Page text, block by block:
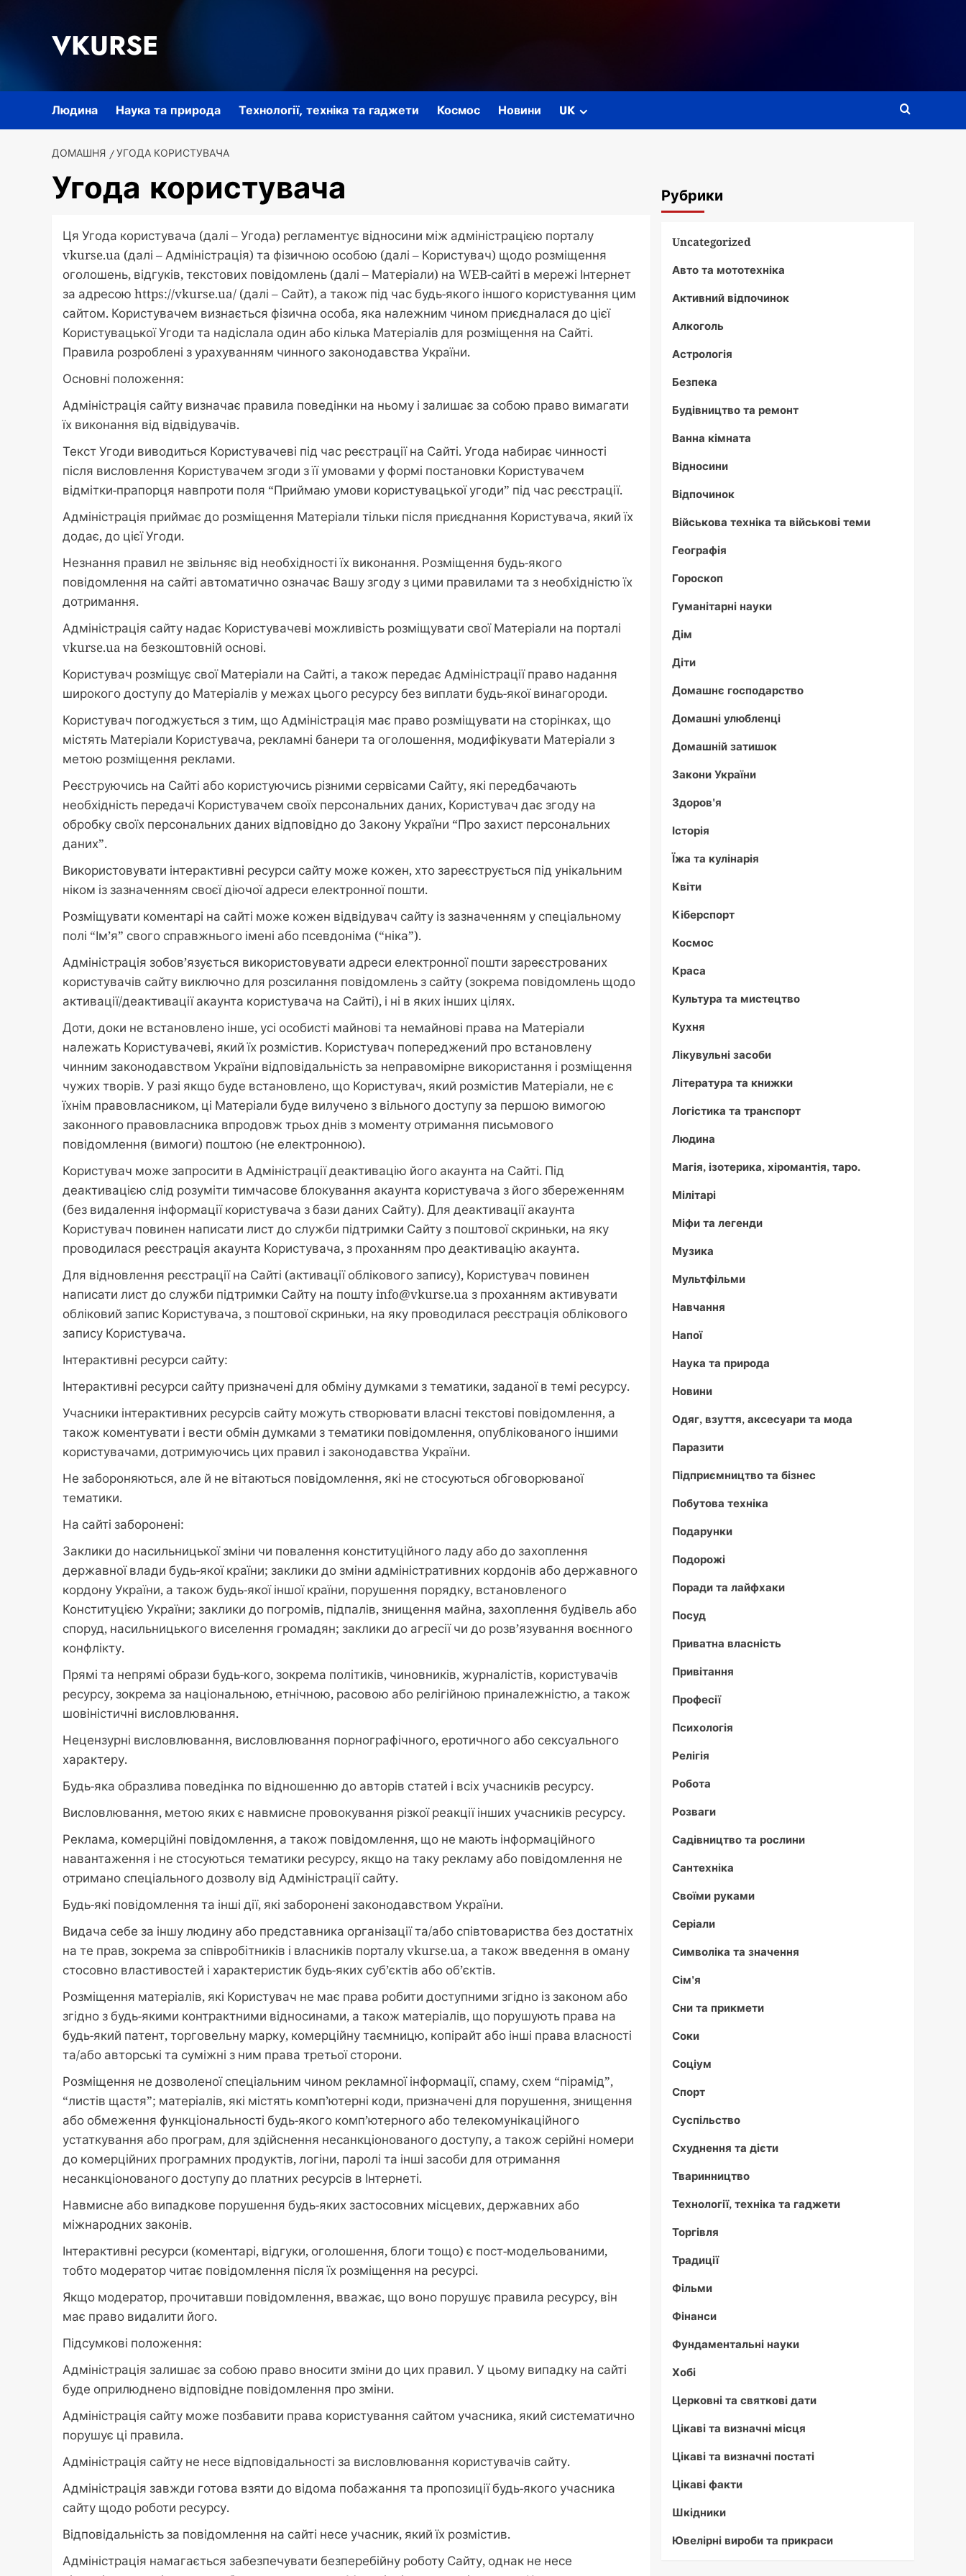
VKURSE
Людина Наука та природа Технології, техніка та гаджети Космос Новини UK
ДОМАШНЯ УГОДА КОРИСТУВАЧА
Угода користувача
Ця Угода користувача (далі – Угода) регламентує відносини між адміністрацією порталу
vkurse.ua (далі – Адміністрація) та фізичною особою (далі – Користувач) щодо розміщення
оголошень, відгуків, текстових повідомлень (далі – Матеріали) на WEB-сайті в мережі Інтернет
за адресою https://vkurse.ua/ (далі – Сайт), а також під час будь-якого іншого користування цим
сайтом. Користувачем визнається фізична особа, яка належним чином приєдналася до цієї
Користувацької Угоди та надіслала один або кілька Матеріалів для розміщення на Сайті.
Правила розроблені з урахуванням чинного законодавства України.
Основні положення:
Адміністрація сайту визначає правила поведінки на ньому і залишає за собою право вимагати
їх виконання від відвідувачів.
Текст Угоди виводиться Користувачеві під час реєстрації на Сайті. Угода набирає чинності
після висловлення Користувачем згоди з її умовами у формі постановки Користувачем
відмітки-прапорця навпроти поля “Приймаю умови користувацької угоди” під час реєстрації.
Адміністрація приймає до розміщення Матеріали тільки після приєднання Користувача, який їх
додає, до цієї Угоди.
Незнання правил не звільняє від необхідності їх виконання. Розміщення будь-якого
повідомлення на сайті автоматично означає Вашу згоду з цими правилами та з необхідністю їх
дотримання.
Адміністрація сайту надає Користувачеві можливість розміщувати свої Матеріали на порталі
vkurse.ua на безкоштовній основі.
Користувач розміщує свої Матеріали на Сайті, а також передає Адміністрації право надання
широкого доступу до Матеріалів у межах цього ресурсу без виплати будь-якої винагороди.
Користувач погоджується з тим, що Адміністрація має право розміщувати на сторінках, що
містять Матеріали Користувача, рекламні банери та оголошення, модифікувати Матеріали з
метою розміщення реклами.
Реєструючись на Сайті або користуючись різними сервісами Сайту, які передбачають
необхідність передачі Користувачем своїх персональних даних, Користувач дає згоду на
обробку своїх персональних даних відповідно до Закону України “Про захист персональних
даних”.
Використовувати інтерактивні ресурси сайту може кожен, хто зареєструється під унікальним
ніком із зазначенням своєї діючої адреси електронної пошти.
Розміщувати коментарі на сайті може кожен відвідувач сайту із зазначенням у спеціальному
полі “Ім’я” свого справжнього імені або псевдоніма (“ніка”).
Адміністрація зобов’язується використовувати адреси електронної пошти зареєстрованих
користувачів сайту виключно для розсилання повідомлень з сайту (зокрема повідомлень щодо
активації/деактивації акаунта користувача на Сайті), і ні в яких інших цілях.
Доти, доки не встановлено інше, усі особисті майнові та немайнові права на Матеріали
належать Користувачеві, який їх розмістив. Користувач попереджений про встановлену
чинним законодавством України відповідальність за неправомірне використання і розміщення
чужих творів. У разі якщо буде встановлено, що Користувач, який розмістив Матеріали, не є
їхнім правовласником, ці Матеріали буде вилучено з вільного доступу за першою вимогою
законного правовласника впродовж трьох днів з моменту отримання письмового
повідомлення (вимоги) поштою (не електронною).
Користувач може запросити в Адміністрації деактивацію його акаунта на Сайті. Під
деактивацією слід розуміти тимчасове блокування акаунта користувача з його збереженням
(без видалення інформації користувача з бази даних Сайту). Для деактивації акаунта
Користувач повинен написати лист до служби підтримки Сайту з поштової скриньки, на яку
проводилася реєстрація акаунта Користувача, з проханням про деактивацію акаунта.
Для відновлення реєстрації на Сайті (активації облікового запису), Користувач повинен
написати лист до служби підтримки Сайту на пошту info@vkurse.ua з проханням активувати
обліковий запис Користувача, з поштової скриньки, на яку проводилася реєстрація облікового
запису Користувача.
Інтерактивні ресурси сайту:
Інтерактивні ресурси сайту призначені для обміну думками з тематики, заданої в темі ресурсу.
Учасники інтерактивних ресурсів сайту можуть створювати власні текстові повідомлення, а
також коментувати і вести обмін думками з тематики повідомлення, опублікованого іншими
користувачами, дотримуючись цих правил і законодавства України.
Не забороняються, але й не вітаються повідомлення, які не стосуються обговорюваної
тематики.
На сайті заборонені:
Заклики до насильницької зміни чи повалення конституційного ладу або до захоплення
державної влади будь-якої країни; заклики до зміни адміністративних кордонів або державного
кордону України, а також будь-якої іншої країни, порушення порядку, встановленого
Конституцією України; заклики до погромів, підпалів, знищення майна, захоплення будівель або
споруд, насильницького виселення громадян; заклики до агресії чи до розв’язування воєнного
конфлікту.
Прямі та непрямі образи будь-кого, зокрема політиків, чиновників, журналістів, користувачів
ресурсу, зокрема за національною, етнічною, расовою або релігійною приналежністю, а також
шовіністичні висловлювання.
Нецензурні висловлювання, висловлювання порнографічного, еротичного або сексуального
характеру.
Будь-яка образлива поведінка по відношенню до авторів статей і всіх учасників ресурсу.
Висловлювання, метою яких є навмисне провокування різкої реакції інших учасників ресурсу.
Реклама, комерційні повідомлення, а також повідомлення, що не мають інформаційного
навантаження і не стосуються тематики ресурсу, якщо на таку рекламу або повідомлення не
отримано спеціального дозволу від Адміністрації сайту.
Будь-які повідомлення та інші дії, які заборонені законодавством України.
Видача себе за іншу людину або представника організації та/або співтовариства без достатніх
на те прав, зокрема за співробітників і власників порталу vkurse.ua, а також введення в оману
стосовно властивостей і характеристик будь-яких суб’єктів або об’єктів.
Розміщення матеріалів, які Користувач не має права робити доступними згідно із законом або
згідно з будь-якими контрактними відносинами, а також матеріалів, що порушують права на
будь-який патент, торговельну марку, комерційну таємницю, копірайт або інші права власності
та/або авторські та суміжні з ним права третьої сторони.
Розміщення не дозволеної спеціальним чином рекламної інформації, спаму, схем “пірамід”,
“листів щастя”; матеріалів, які містять комп’ютерні коди, призначені для порушення, знищення
або обмеження функціональності будь-якого комп’ютерного або телекомунікаційного
устаткування або програм, для здійснення несанкціонованого доступу, а також серійні номери
до комерційних програмних продуктів, логіни, паролі та інші засоби для отримання
несанкціонованого доступу до платних ресурсів в Інтернеті.
Навмисне або випадкове порушення будь-яких застосовних місцевих, державних або
міжнародних законів.
Інтерактивні ресурси (коментарі, відгуки, оголошення, блоги тощо) є пост-модельованими,
тобто модератор читає повідомлення після їх розміщення на ресурсі.
Якщо модератор, прочитавши повідомлення, вважає, що воно порушує правила ресурсу, він
має право видалити його.
Підсумкові положення:
Адміністрація залишає за собою право вносити зміни до цих правил. У цьому випадку на сайті
буде оприлюднено відповідне повідомлення про зміни.
Адміністрація сайту може позбавити права користування сайтом учасника, який систематично
порушує ці правила.
Адміністрація сайту не несе відповідальності за висловлювання користувачів сайту.
Адміністрація завжди готова взяти до відома побажання та пропозиції будь-якого учасника
сайту щодо роботи ресурсу.
Відповідальність за повідомлення на сайті несе учасник, який їх розмістив.
Адміністрація намагається забезпечувати безперебійну роботу Сайту, однак не несе
Рубрики
Uncategorized
Авто та мототехніка
Активний відпочинок
Алкоголь
Астрологія
Безпека
Будівництво та ремонт
Ванна кімната
Відносини
Відпочинок
Військова техніка та військові теми
Географія
Гороскоп
Гуманітарні науки
Дім
Діти
Домашнє господарство
Домашні улюбленці
Домашній затишок
Закони України
Здоров'я
Історія
Їжа та кулінарія
Квіти
Кіберспорт
Космос
Краса
Культура та мистецтво
Кухня
Лікувульні засоби
Література та книжки
Логістика та транспорт
Людина
Магія, ізотерика, хіромантія, таро.
Мілітарі
Міфи та легенди
Музика
Мультфільми
Навчання
Напої
Наука та природа
Новини
Одяг, взуття, аксесуари та мода
Паразити
Підприємництво та бізнес
Побутова техніка
Подарунки
Подорожі
Поради та лайфхаки
Посуд
Приватна власність
Привітання
Професії
Психологія
Релігія
Робота
Розваги
Садівництво та рослини
Сантехніка
Своїми руками
Серіали
Символіка та значення
Сім'я
Сни та прикмети
Соки
Соціум
Спорт
Суспільство
Схуднення та дієти
Тваринництво
Технології, техніка та гаджети
Торгівля
Традиції
Фільми
Фінанси
Фундаментальні науки
Хобі
Церковні та святкові дати
Цікаві та визначні місця
Цікаві та визначні постаті
Цікаві факти
Шкідники
Ювелірні вироби та прикраси